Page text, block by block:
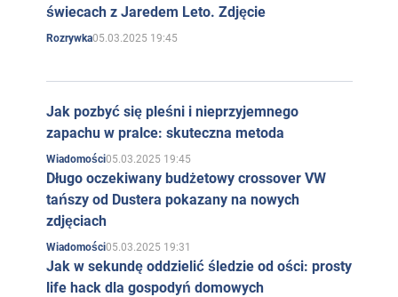
świecach z Jaredem Leto. Zdjęcie
Rozrywka05.03.2025 19:45
Jak pozbyć się pleśni i nieprzyjemnego
zapachu w pralce: skuteczna metoda
Wiadomości05.03.2025 19:45
Długo oczekiwany budżetowy crossover VW
tańszy od Dustera pokazany na nowych
zdjęciach
Wiadomości05.03.2025 19:31
Jak w sekundę oddzielić śledzie od ości: prosty
life hack dla gospodyń domowych